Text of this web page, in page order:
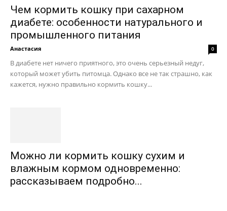
Чем кормить кошку при сахарном
диабете: особенности натурального и
промышленного питания
Анастасия 0
В диабете нет ничего приятного, это очень серьезный недуг,
который может убить питомца. Однако все не так страшно, как
кажется, нужно правильно кормить кошку...
Можно ли кормить кошку сухим и
влажным кормом одновременно:
рассказываем подробно...